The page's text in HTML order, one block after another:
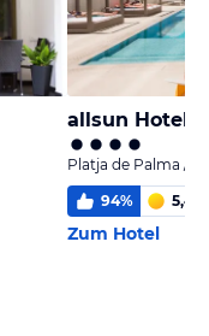
allsun Hotel
Platja de Palma /
94% 5,4
Zum Hotel